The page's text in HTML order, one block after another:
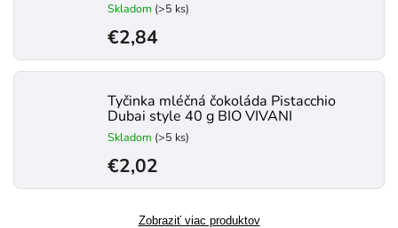
Skladom (>5 ks)
€2,84
Tyčinka mléčná čokoláda Pistacchio
Dubai style 40 g BIO VIVANI
Skladom (>5 ks)
€2,02
Zobraziť viac produktov